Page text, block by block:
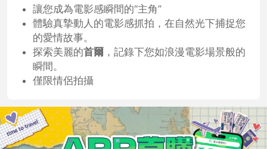
讓您成為電影感瞬間的“主角”
體驗真摯動人的電影感抓拍，在自然光下捕捉您
的愛情故事。
探索美麗的首爾 ，記錄下您如浪漫電影場景般的
瞬間。
僅限情侶拍攝